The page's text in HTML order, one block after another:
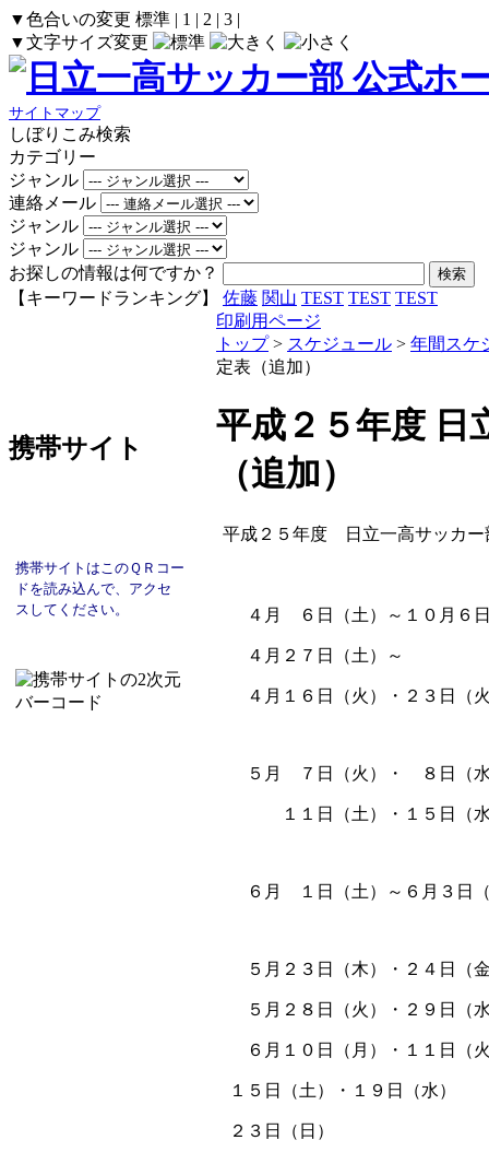
▼色合いの変更 標準 | 1 | 2 | 3 |
▼文字サイズ変更
サイトマップ
しぼりこみ検索
カテゴリー
ジャンル
連絡メール
ジャンル
ジャンル
お探しの情報は何ですか？
【キーワードランキング】
佐藤 関山 TEST TEST TEST
携帯サイト
携帯サイトはこのＱＲコー
ドを読み込んで、 アクセ
スしてください。
印刷用ページ
トップ> スケジュール > 年間スケ
定表（追加）
平成２５年度 日
（追加）
平成２５年度 日立一高サッカ
４月 ６日（土）～１０月６
４月２７日（土）
４月１６日（火）・２３
５月 ７日（火）・ ８
１１日（土）・１５日（
６月 １日（土）～６月
５月２３日（木）・２４
５月２８日（火）・２９
６月１０日（月）・１１
１５日（土）・１９日（水）
２３日（